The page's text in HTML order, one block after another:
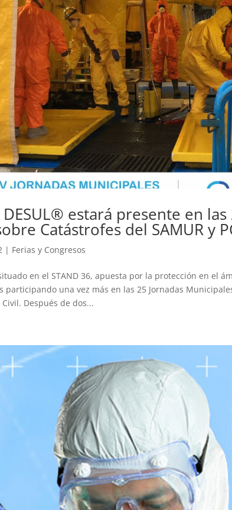
DESUL® estará presente en
Catástrofes del SAMUR y
| Ferias y Congresos
en el STAND 36, apuesta por la protección en el
participando una vez más en las 25 Jornadas
Después de dos...